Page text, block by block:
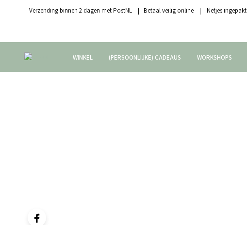
Verzending binnen 2 dagen met PostNL | Betaal veilig online | Netjes ingepakt
WINKEL (PERSOONLIJKE) CADEAUS WORKSHOPS